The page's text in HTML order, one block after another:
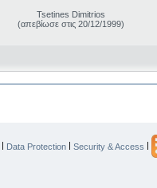
Tsetines Dimitrios
(απεβίωσε στις 20/12/1999)
| Data Protection | Security & Access |